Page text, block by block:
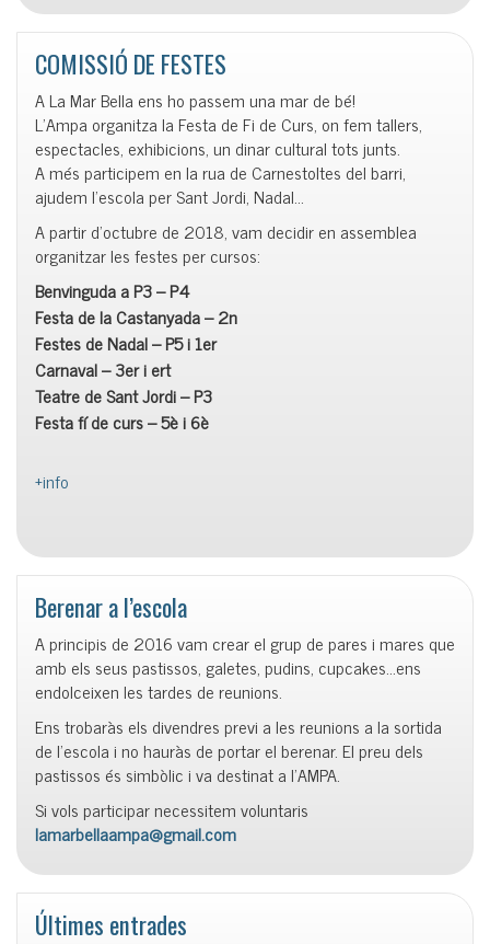
COMISSIÓ DE FESTES
A La Mar Bella ens ho passem una mar de bé!
L’Ampa organitza la Festa de Fi de Curs, on fem tallers,
espectacles, exhibicions, un dinar cultural tots junts.
A més participem en la rua de Carnestoltes del barri,
ajudem l’escola per Sant Jordi, Nadal…
A partir d’octubre de 2018, vam decidir en assemblea
organitzar les festes per cursos:
Benvinguda a P3 – P4
Festa de la Castanyada – 2n
Festes de Nadal – P5 i 1er
Carnaval – 3er i ert
Teatre de Sant Jordi – P3
Festa fí de curs – 5è i 6è
+info
Berenar a l’escola
A principis de 2016 vam crear el grup de pares i mares que
amb els seus pastissos, galetes, pudins, cupcakes…ens
endolceixen les tardes de reunions.
Ens trobaràs els divendres previ a les reunions a la sortida
de l’escola i no hauràs de portar el berenar. El preu dels
pastissos és simbòlic i va destinat a l’AMPA.
Si vols participar necessitem voluntaris
lamarbellaampa@gmail.com
Últimes entrades